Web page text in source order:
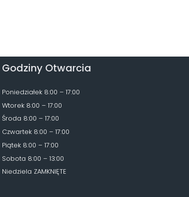
Godziny Otwarcia
Poniedziałek 8:00 – 17:00
Wtorek 8:00 – 17:00
Środa 8:00 – 17:00
Czwartek 8:00 – 17:00
Piątek 8:00 – 17:00
Sobota 8:00 – 13:00
Niedziela ZAMKNIĘTE